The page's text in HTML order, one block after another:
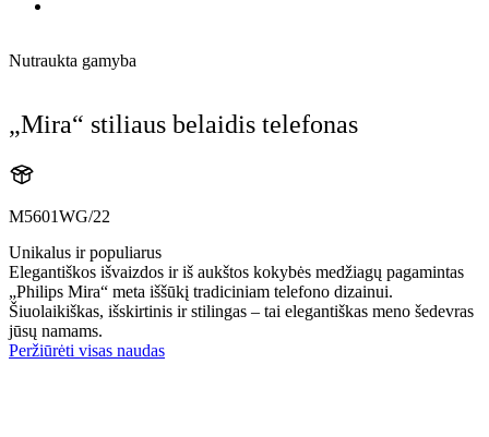
Nutraukta gamyba
„Mira“ stiliaus belaidis telefonas
M5601WG/22
Unikalus ir populiarus
Elegantiškos išvaizdos ir iš aukštos kokybės medžiagų pagamintas
„Philips Mira“ meta iššūkį tradiciniam telefono dizainui.
Šiuolaikiškas, išskirtinis ir stilingas – tai elegantiškas meno šedevras
jūsų namams.
Peržiūrėti visas naudas